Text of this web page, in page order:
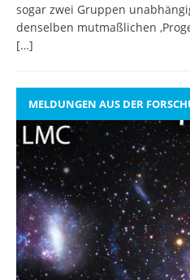
sogar zwei Gruppen
denselben mutmaßlichen
[…]
MELDUNGEN AUS DER